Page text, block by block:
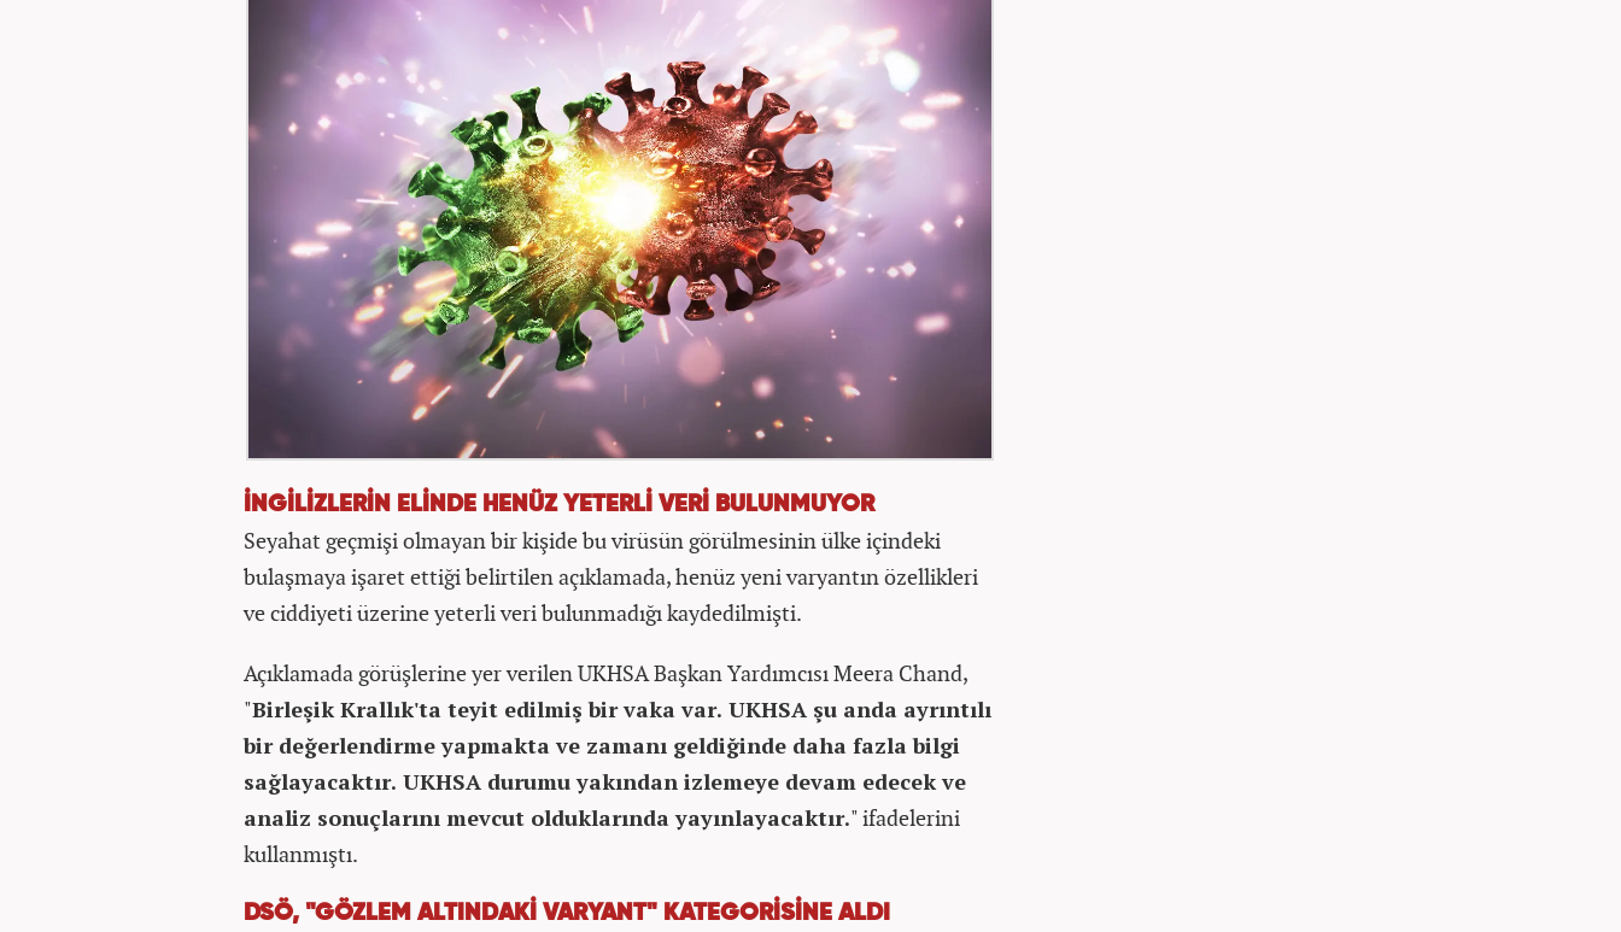
İNGİLİZLERİN ELİNDE HENÜZ YETERLİ VERİ BULUNMUYOR
Seyahat geçmişi olmayan bir kişide bu virüsün görülmesinin ülke içindeki
bulaşmaya işaret ettiği belirtilen açıklamada, henüz yeni varyantın özellikleri
ve ciddiyeti üzerine yeterli veri bulunmadığı kaydedilmişti.
Açıklamada görüşlerine yer verilen UKHSA Başkan Yardımcısı Meera Chand,
"Birleşik Krallık'ta teyit edilmiş bir vaka var. UKHSA şu anda ayrıntılı
bir değerlendirme yapmakta ve zamanı geldiğinde daha fazla bilgi
sağlayacaktır. UKHSA durumu yakından izlemeye devam edecek ve
analiz sonuçlarını mevcut olduklarında yayınlayacaktır." ifadelerini
kullanmıştı.
DSÖ, "GÖZLEM ALTINDAKİ VARYANT" KATEGORİSİNE ALDI